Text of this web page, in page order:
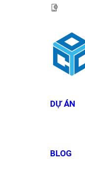
DỰ ÁN
BLOG